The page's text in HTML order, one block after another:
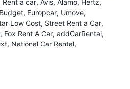
Rent a car Avis Alamo Hertz
Budget Europcar Umove
Low Cost Street Rent a Car
Fox Rent A Car addCarRental
National Car Rental